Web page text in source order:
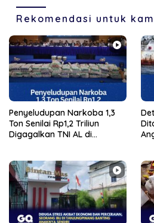
Rekomendasi untuk
Penyeludupan Narkoba 1,3
Ton Senilai Rp1,2 Triliun
Digagalkan TNI AL di